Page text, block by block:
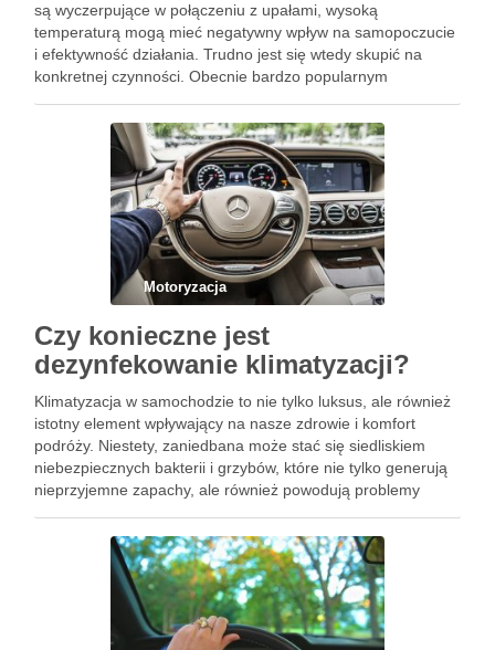
są wyczerpujące w połączeniu z upałami, wysoką
temperaturą mogą mieć negatywny wpływ na samopoczucie
i efektywność działania. Trudno jest się wtedy skupić na
konkretnej czynności. Obecnie bardzo popularnym
klimatyzacja. Jeszcze jakiś …
Motoryzacja
Czy konieczne jest
dezynfekowanie klimatyzacji?
Klimatyzacja w samochodzie to nie tylko luksus, ale również
istotny element wpływający na nasze zdrowie i komfort
podróży. Niestety, zaniedbana może stać się siedliskiem
niebezpiecznych bakterii i grzybów, które nie tylko generują
nieprzyjemne zapachy, ale również powodują problemy
czystość i …